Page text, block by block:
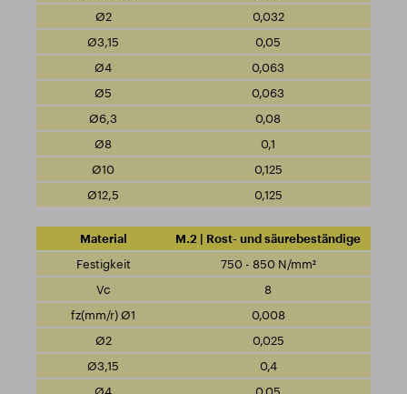
0,032
0,05
0,063
0,063
0,08
0,1
0,125
0,125
M.2 | Rost- und säurebeständige
750 - 850 N/mm²
8
0,008
0,025
0,4